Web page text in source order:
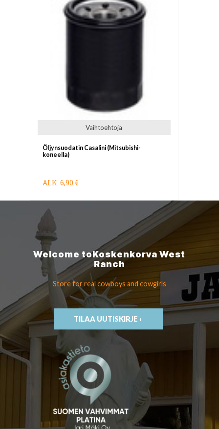
Vaihtoehtoja
Öljynsuodatin Casalini (Mitsubishi-
koneella)
ALK. 6,90 €
Welcome toKoskenkorvaWest
Ranch
Store for real cowboys and cowgirls
TILAA UUTISKIRJE ›